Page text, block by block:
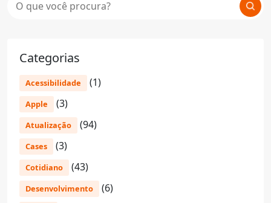
Categorias
Acessibilidade (1)
Apple (3)
Atualização (94)
Cases (3)
Cotidiano (43)
Desenvolvimento (6)